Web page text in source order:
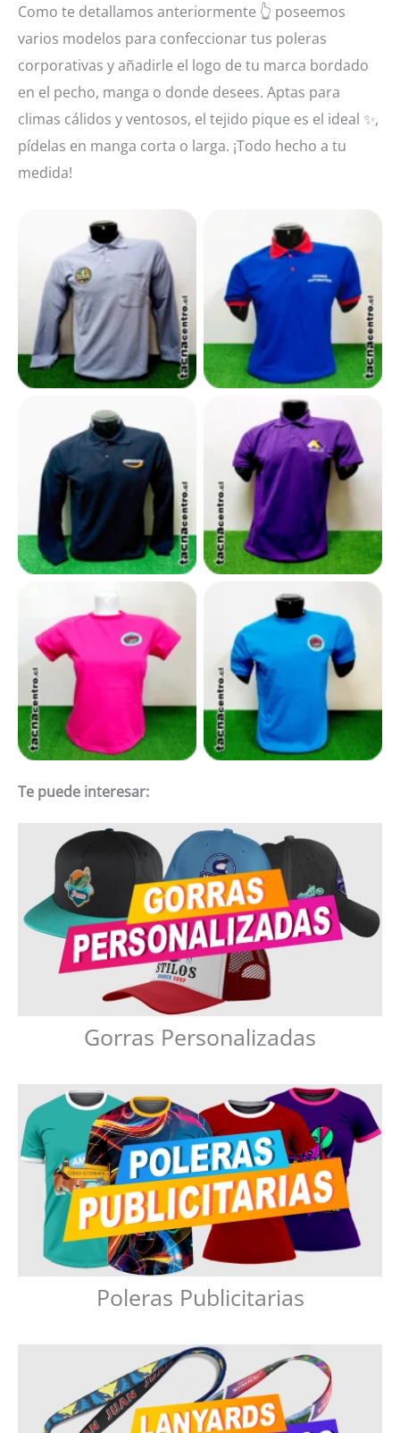
Como te detallamos anteriormente 👆 poseemos
varios modelos para confeccionar tus poleras
corporativas y añadirle el logo de tu marca bordado
en el pecho, manga o donde desees. Aptas para
climas cálidos y ventosos, el tejido pique es el ideal ✨,
pídelas en manga corta o larga. ¡Todo hecho a tu
medida!
Te puede interesar:
Gorras Personalizadas
Poleras Publicitarias